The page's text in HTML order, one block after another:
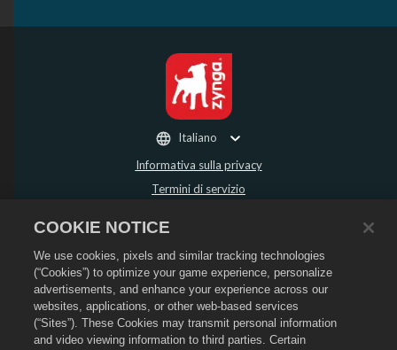
Informativa sulla privacy
Termini di servizio
Politica sui rimborsi
Informativa sui cookie
Assistenza per lo store
Assistenza di gioco
Impostazioni cookie
Italiano
COOKIE NOTICE
We use cookies, pixels and similar tracking technologies
(“Cookies”) to optimize your game experience, personalize
advertisements, and enhance your experience across our
websites, applications, or other web-based services
(“Sites”). These Cookies may transmit personal information
and video viewing information to third parties. Certain